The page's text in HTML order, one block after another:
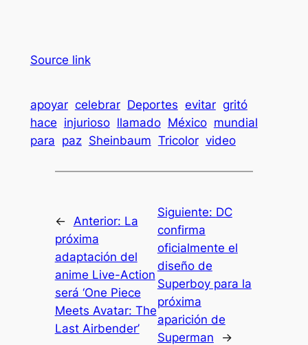
Source link
apoyar celebrar Deportes evitar gritó
hace injurioso llamado México mundial
para paz Sheinbaum Tricolor video
← Anterior: La
próxima
adaptación del
anime Live-Action
será ‘One Piece
Meets Avatar: The
Last Airbender’
Siguiente: DC
confirma
oficialmente el
diseño de
Superboy para la
próxima
aparición de
Superman
→